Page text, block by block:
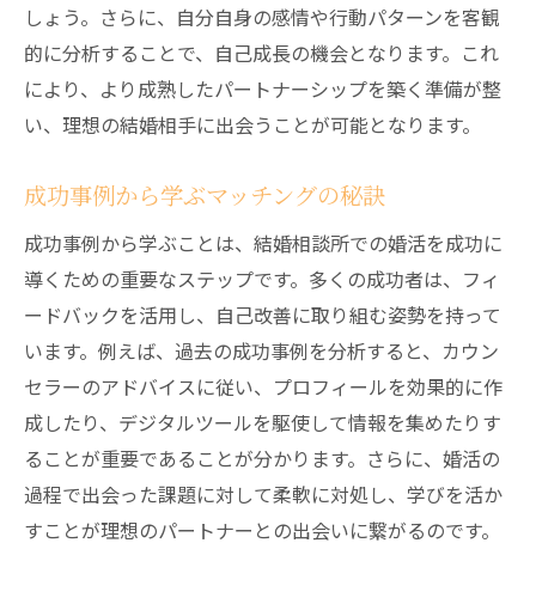
しょう。さらに、自分自身の感情や行動パターンを客観
的に分析することで、自己成長の機会となります。これ
により、より成熟したパートナーシップを築く準備が整
い、理想の結婚相手に出会うことが可能となります。
成功事例から学ぶマッチングの秘訣
成功事例から学ぶことは、結婚相談所での婚活を成功に
導くための重要なステップです。多くの成功者は、フィ
ードバックを活用し、自己改善に取り組む姿勢を持って
います。例えば、過去の成功事例を分析すると、カウン
セラーのアドバイスに従い、プロフィールを効果的に作
成したり、デジタルツールを駆使して情報を集めたりす
ることが重要であることが分かります。さらに、婚活の
過程で出会った課題に対して柔軟に対処し、学びを活か
すことが理想のパートナーとの出会いに繋がるのです。